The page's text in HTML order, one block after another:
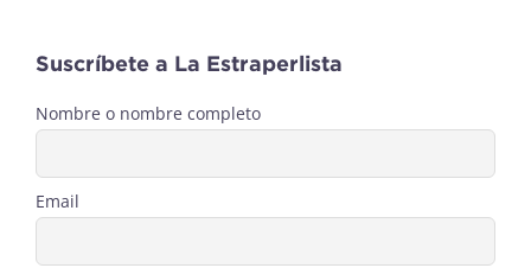
Suscríbete a La Estraperlista
Nombre o nombre completo
Email